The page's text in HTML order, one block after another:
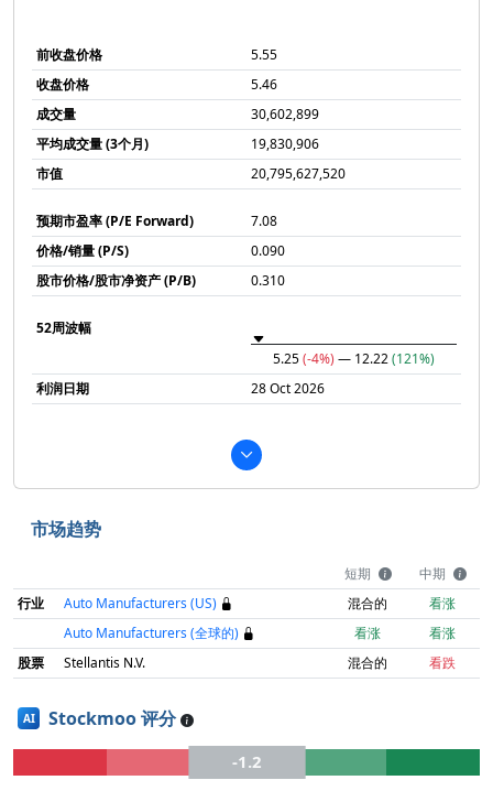
前收盘价格
5.55
收盘价格
5.46
成交量
30,602,899
平均成交量 (3个月)
19,830,906
市值
20,795,627,520
预期市盈率 (P/E Forward)
7.08
价格/销量 (P/S)
0.090
股市价格/股市净资产 (P/B)
0.310
52周波幅
5.25(-4%) — 12.22(121%)
利润日期
28 Oct 2026
市场趋势
短期
中期
行业
Auto Manufacturers (US) 混合的
看涨
Auto Manufacturers (全球的)
看涨
看涨
股票
Stellantis N.V. 混合的 看跌
AI Stockmoo 评分
-1.2